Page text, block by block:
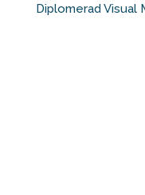
Diplomerad Visual